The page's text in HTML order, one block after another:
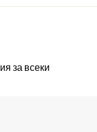
за всеки